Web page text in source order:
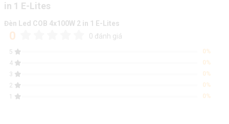
in 1 E-Lites
Đèn Led COB 4x100W 2 in 1 E-Lites
0 0 đánh giá
5
0%
4
0%
3
0%
2
0%
1
0%